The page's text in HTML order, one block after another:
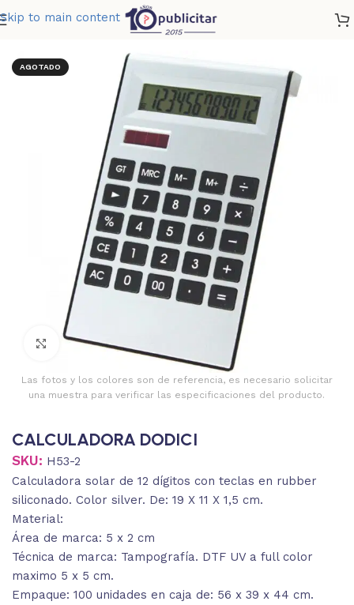
Skip to main content
CALCULADORA DODICI
AGOTADO
Clic para ampliar
Las fotos y los colores son de referencia, es necesario solicitar
una muestra para verificar las especificaciones del producto.
CALCULADORA DODICI
SKU: H53-2
Calculadora solar de 12 dígitos con teclas en rubber
siliconado. Color silver. De: 19 X 11 X 1,5 cm.
Material:
Área de marca: 5 x 2 cm
Técnica de marca: Tampografía. DTF UV a full color
maximo 5 x 5 cm.
Empaque: 100 unidades en caja de: 56 x 39 x 44 cm.